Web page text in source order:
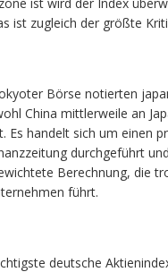
ist zugleich der größte
Börse notierten
China mittlerweile an
handelt sich um einen
durchgeführt
Berechnung, die
führt.
deutsche